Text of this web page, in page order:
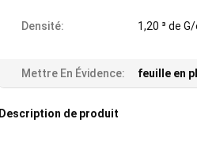
Densité: 1,20 ³ de
Mettre En Évidence: feuille en
Description de produit